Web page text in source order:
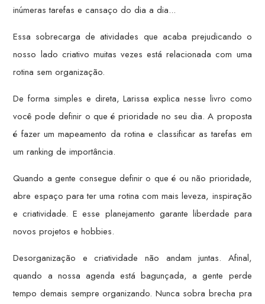
inúmeras tarefas e cansaço do dia a dia...
Essa sobrecarga de atividades que acaba prejudicando o
nosso lado criativo muitas vezes está relacionada com uma
rotina sem organização.
De forma simples e direta, Larissa explica nesse livro como
você pode definir o que é prioridade no seu dia. A proposta
é fazer um mapeamento da rotina e classificar as tarefas em
um ranking de importância.
Quando a gente consegue definir o que é ou não prioridade,
abre espaço para ter uma rotina com mais leveza, inspiração
e criatividade. E esse planejamento garante liberdade para
novos projetos e hobbies.
Desorganização e criatividade não andam juntas. Afinal,
quando a nossa agenda está bagunçada, a gente perde
tempo demais sempre organizando. Nunca sobra brecha pra